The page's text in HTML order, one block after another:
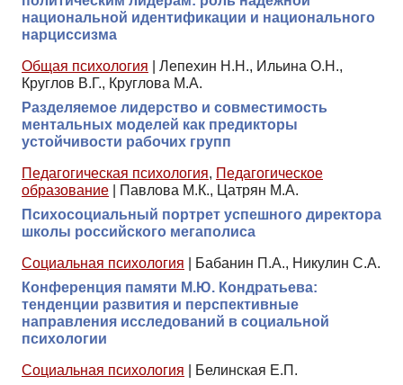
национальной идентификации и национального
нарциссизма
Общая психология
Лепехин Н.Н., Ильина О.Н.,
Круглов В.Г., Круглова М.А.
Разделяемое лидерство и совместимость
ментальных моделей как предикторы
устойчивости рабочих групп
Педагогическая психология, Педагогическое
образование
Павлова М.К., Цатрян М.А.
Психосоциальный портрет успешного директора
школы российского мегаполиса
Социальная психология
Бабанин П.А., Никулин С.А.
Конференция памяти М.Ю. Кондратьева:
тенденции развития и перспективные
направления исследований в социальной
психологии
Социальная психология
Белинская Е.П.